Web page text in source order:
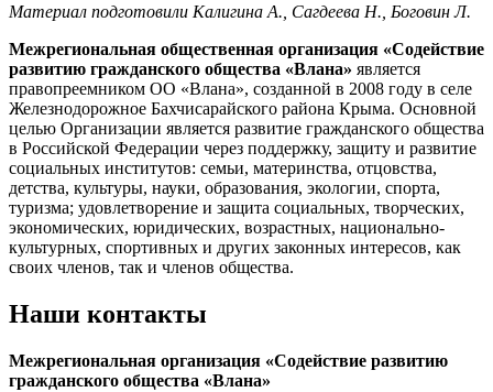
Материал подготовили Калигина А., Сагдеева Н., Боговин Л.
Межрегиональная общественная организация «Содействие
развитию гражданского общества «Влана» является
правопреемником ОО «Влана», созданной в 2008 году в селе
Железнодорожное Бахчисарайского района Крыма. Основной
целью Организации является развитие гражданского общества
в Российской Федерации через поддержку, защиту и развитие
социальных институтов: семьи, материнства, отцовства,
детства, культуры, науки, образования, экологии, спорта,
туризма; удовлетворение и защита социальных, творческих,
экономических, юридических, возрастных, национально-
культурных, спортивных и других законных интересов, как
своих членов, так и членов общества.
Наши контакты
Межрегиональная организация «Содействие развитию
гражданского общества «Влана»